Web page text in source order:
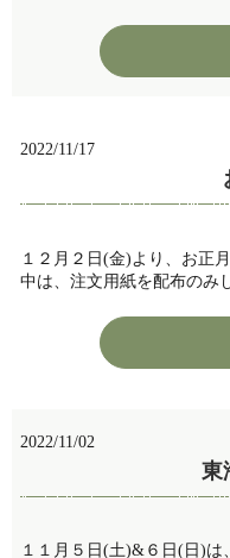
2022/11/17
１２月２日(金)より、お正
中は、注文用紙を配布の
2022/11/02
東
１１月５日(土)&６日(日)は